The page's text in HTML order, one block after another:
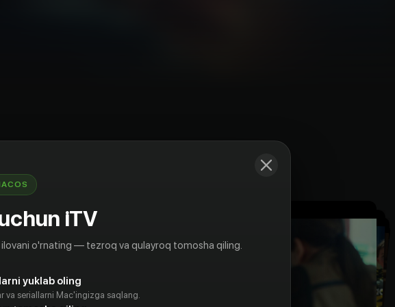
iTV
ilovani o'rnating — tezroq va qulayroq tomosha qiling.
yuklab oling
va seriallarni Mac'ingizga saqlang.